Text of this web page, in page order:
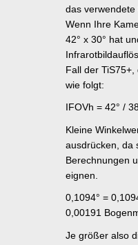
das
Wenn Ihre
42° x 30° hat
Fall der
wie folgt:
IFOVh = 42° /
Kleine
ausdrücken, da
Berechnungen
eignen.
0,1094° =
0,00191
Je größer also